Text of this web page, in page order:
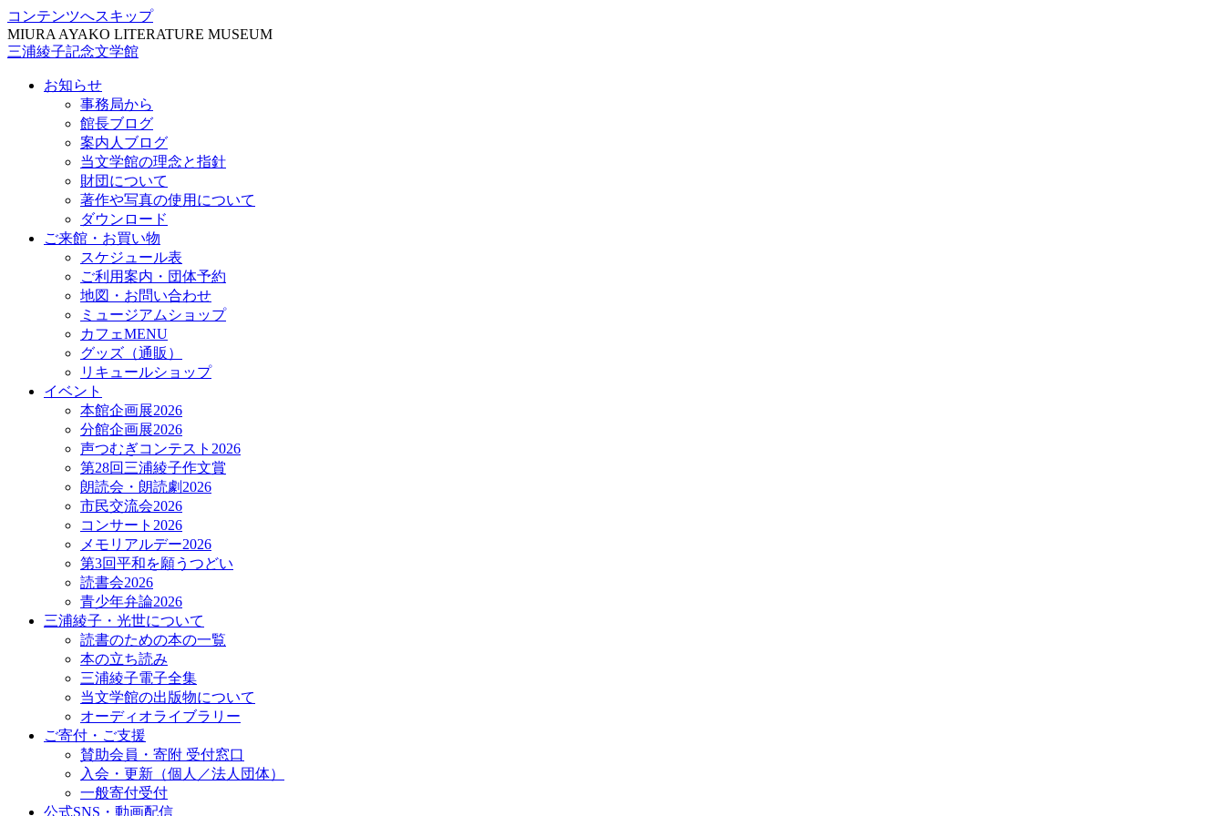
コンテンツへスキップ
MIURA AYAKO LITERATURE MUSEUM
三浦綾子記念文学館
お知らせ
事務局から
館長ブログ
案内人ブログ
当文学館の理念と指針
財団について
著作や写真の使用について
ダウンロード
ご来館・お買い物
スケジュール表
ご利用案内・団体予約
地図・お問い合わせ
ミュージアムショップ
カフェMENU
グッズ（通販）
リキュールショップ
イベント
本館企画展2026
分館企画展2026
声つむぎコンテスト2026
第28回三浦綾子作文賞
朗読会・朗読劇2026
市民交流会2026
コンサート2026
メモリアルデー2026
第3回平和を願うつどい
読書会2026
青少年弁論2026
三浦綾子・光世について
読書のための本の一覧
本の立ち読み
三浦綾子電子全集
当文学館の出版物について
オーディオライブラリー
ご寄付・ご支援
賛助会員・寄附 受付窓口
入会・更新（個人／法人団体）
一般寄付受付
公式SNS・動画配信